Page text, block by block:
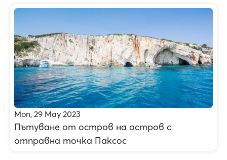
Mon, 29 May 2023
Пътуване от остров на остров с
отправна точка Паксос